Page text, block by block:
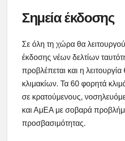
Σημεία έκδοσης
Σε όλη τη χώρα θα
έκδοσης νέων δελτίων
προβλέπεται και η
κλιμακίων. Τα 60 φορητά
σε κρατούμενους,
και ΑμΕΑ με σοβαρά
προσβασιμότητας.